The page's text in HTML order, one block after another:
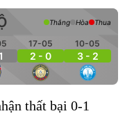
17-05
2 - 0
10-05
3 - 2
Thắng Hòa Thua
thất bại 0-1